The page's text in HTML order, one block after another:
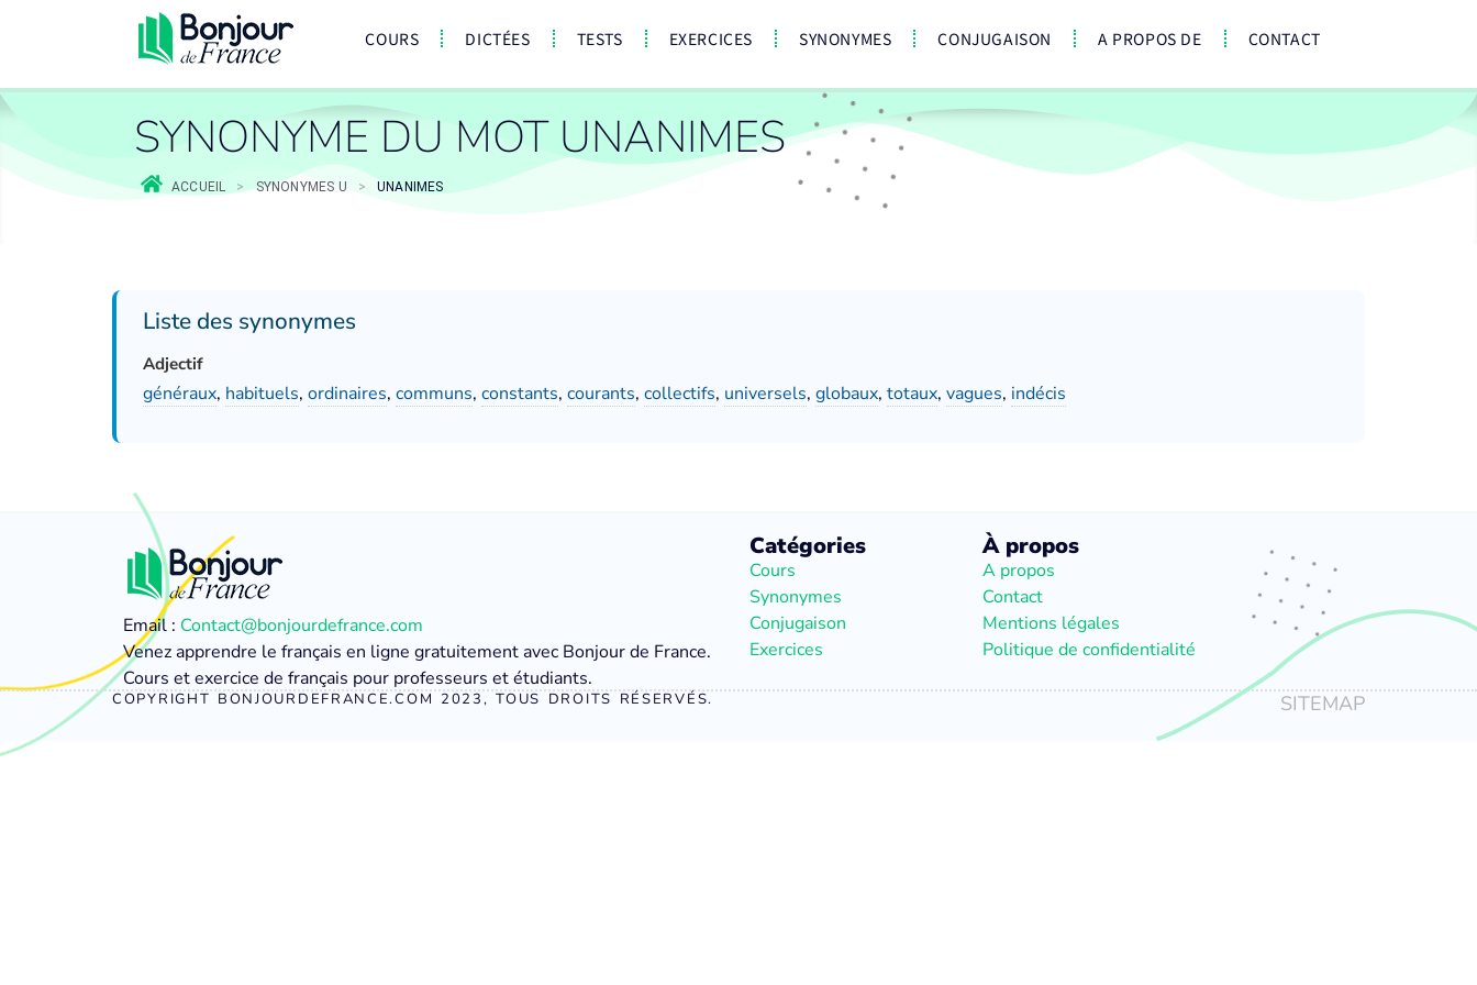
COURS DICTÉES TESTS EXERCICES SYNONYMES CONJUGAISON A PROPOS DE CONTACT
SYNONYME DU MOT UNANIMES
ACCUEIL > SYNONYMES U > UNANIMES
Liste des synonymes
Adjectif
généraux, habituels, ordinaires, communs, constants, courants, collectifs, universels, globaux, totaux, vagues, indécis
Email : Contact@bonjourdefrance.com
Venez apprendre le français en ligne gratuitement avec Bonjour de France.
Cours et exercice de français pour professeurs et étudiants.
Catégories
Cours
Synonymes
Conjugaison
Exercices
À propos
A propos
Contact
Mentions légales
Politique de confidentialité
COPYRIGHT BONJOURDEFRANCE.COM 2023, TOUS DROITS RÉSERVÉS. SITEMAP